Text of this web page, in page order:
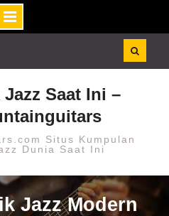
Saat Ini –
Situs Kumpulan
Dunia Saat Ini
Jazz Modern